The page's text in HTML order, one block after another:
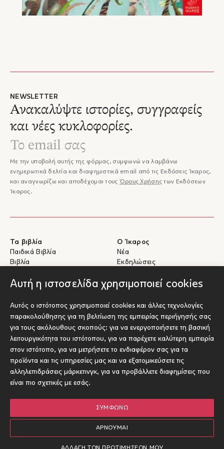
Αυτή η ιστοσελίδα χρησιμοποιεί cookies
Αυτός ο ιστότοπος χρησιμοποιεί cookies και άλλες τεχνολογίες
παρακολούθησης για τη βελτίωση της εμπειρίας περιήγησής σας
για τους ακόλουθους σκοπούς: για να ενεργοποιήσετε τη βασική
λειτουργικότητα του ιστότοπου, για να παρέχετε καλύτερη εμπειρία
στον ιστότοπο, για να μετρήσετε το ενδιαφέρον σας για τα
προϊόντα και τις υπηρεσίες μας και να εξατομικεύσετε τις
αλληλεπιδράσεις μάρκετινγκ, για να προβάλλετε διαφημίσεις που
είναι πιο σχετικές με εσάς.
ΣΥΜΦΩΝΏ
ΑΡΝΟΎΜΑΙ
NEWSLETTER
Ανακαλύψτε ιστορίες, συγγραφείς
και νέες κυκλοφορίες.
Με την υποβολή αυτής της φόρμας, συμφωνώ να λαμβάνω
ενημερωτικά δελτία και διαφημιστικά email από τις Εκδόσεις Ίκαρος,
και αναγνωρίζω και αποδέχομαι τους Όρους Χρήσης των Εκδόσεων
Ίκαρος.
Τα βιβλία
Παιδικά Βιβλία
Βιβλία
Ο Ίκαρος
Νέα
Εκδηλώσεις
Βοήθεια
Αποστολές & Επιστροφές
Πληρωμές & Ασφάλεια
Σχετικά με τα eBooks
Επικοινωνία
Για Συγγραφείς
Υποβολή έργου προς έκδοση
Socials
Πολιτική Cookies
Designed and developed by Radial